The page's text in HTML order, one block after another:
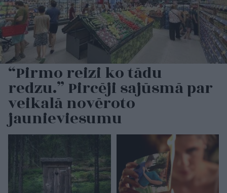
“Pirmo reizi ko tādu
redzu.” Pircēji sajūsmā par
veikalā novēroto
jaunieviesumu